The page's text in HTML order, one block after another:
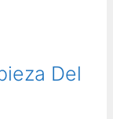
Del